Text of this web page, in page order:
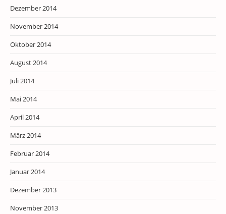
Dezember 2014
November 2014
Oktober 2014
August 2014
Juli 2014
Mai 2014
April 2014
März 2014
Februar 2014
Januar 2014
Dezember 2013
November 2013